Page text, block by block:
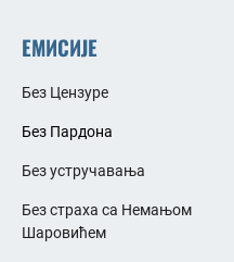
ЕМИСИЈЕ
Без Цензуре
Без Пардона
Без устручавања
Без страха са Немањом
Шаровићем